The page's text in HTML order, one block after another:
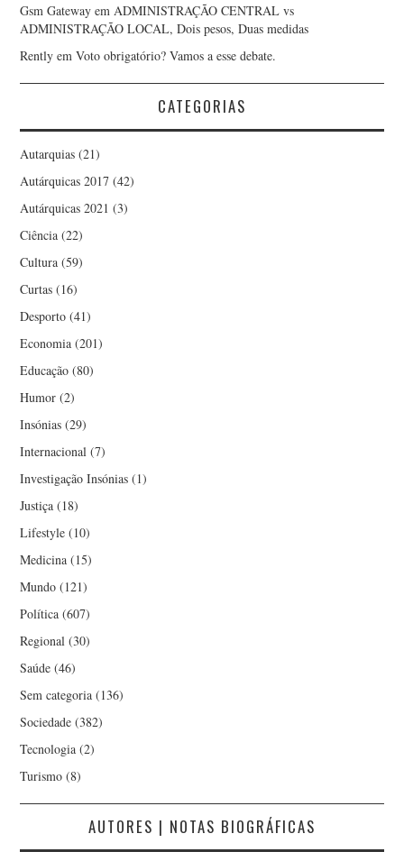
Gsm Gateway em ADMINISTRAÇÃO CENTRAL vs
ADMINISTRAÇÃO LOCAL, Dois pesos, Duas medidas
Rently emVoto obrigatório? Vamos a esse debate.
CATEGORIAS
Autarquias (21)
Autárquicas 2017 (42)
Autárquicas 2021 (3)
Ciência (22)
Cultura (59)
Curtas (16)
Desporto (41)
Economia (201)
Educação (80)
Humor (2)
Insónias (29)
Internacional (7)
Investigação Insónias (1)
Justiça (18)
Lifestyle (10)
Medicina (15)
Mundo (121)
Política (607)
Regional (30)
Saúde (46)
Sem categoria (136)
Sociedade (382)
Tecnologia (2)
Turismo (8)
AUTORES | NOTAS BIOGRÁFICAS